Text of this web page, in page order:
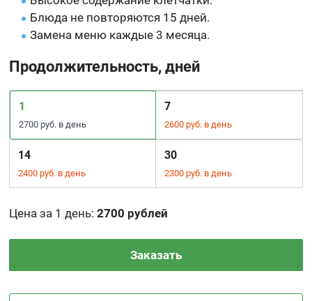
Блюда не повторяются 15 дней.
Замена меню каждые 3 месяца.
Продолжительность, дней
1
2700 руб. в день
7
2600 руб. в день
14
2400 руб. в день
30
2300 руб. в день
Цена за 1 день:2700 рублей
Заказать